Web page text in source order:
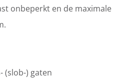
onbeperkt en de maximale
(slob-) gaten